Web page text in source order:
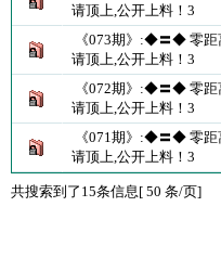
请顶上,公开上料！3
《073期》:◆〓◆ 零
请顶上,公开上料！3
《072期》:◆〓◆ 零
请顶上,公开上料！3
《071期》:◆〓◆ 零
请顶上,公开上料！3
共搜索到了15条信息[ 50 条/页]